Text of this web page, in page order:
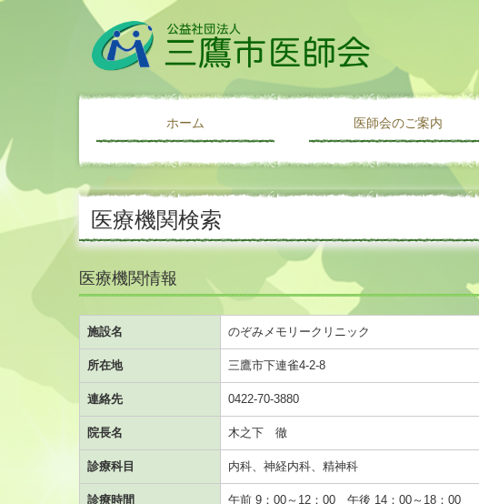
ホーム 医師会のご案内
ご挨拶・あゆみ
アクセス
リンク集
医療機関検索
医療機関情報
施設名 のぞみメモリークリニック
所在地 三鷹市下連雀4-2-8
連絡先 0422-70-3880
院長名 木之下 徹
診療科目 内科、神経内科、精神科
診療時間
午前 9：00～12：00 午後 14：00～18：00